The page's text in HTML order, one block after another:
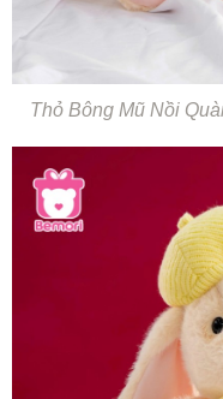
Thỏ Bông Mũ Nồi